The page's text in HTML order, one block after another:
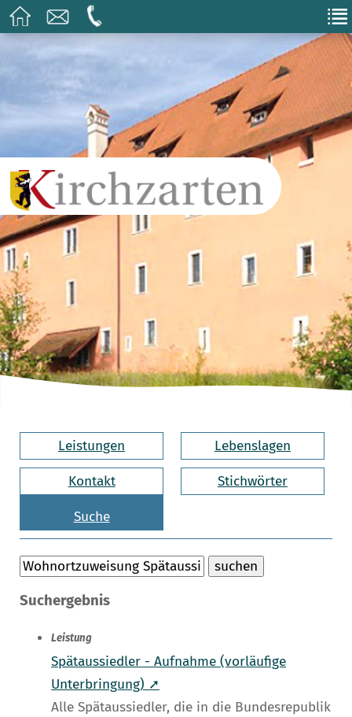
Leistungen Lebenslagen
Kontakt Stichwörter
Suche
Suchergebnis
Leistung
Spätaussiedler - Aufnahme (vorläufige
Unterbringung) ➚
Alle Spätaussiedler, die in die Bundesrepublik